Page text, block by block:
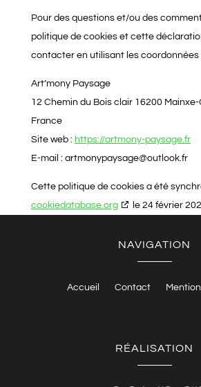
Pour des questions et/ou des
politique de cookies et cette
contacter en utilisant les coordonnées
Art’mony Paysage
12 Chemin du Bois clair 16200
France
Site web : https://artmony-paysage.fr
E-mail : artmonypaysage@outlook.fr
Cette politique de cookies a été
cookiedatabase.org
le 24 février
NAVIGATION
Accueil Contact
RÉALISATION